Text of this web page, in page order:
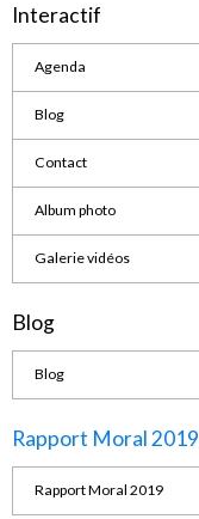
Interactif
Agenda
Blog
Contact
Album photo
Galerie vidéos
Blog
Blog
Rapport Moral 2019
Rapport Moral 2019